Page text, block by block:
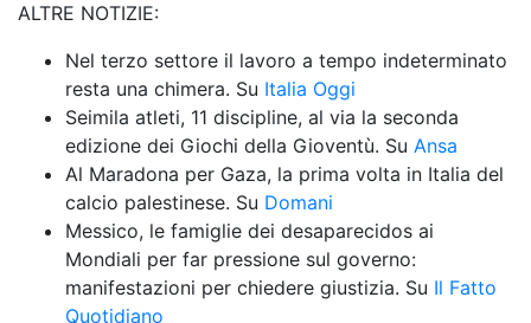
ALTRE NOTIZIE:
Nel terzo settore il lavoro a tempo indeterminato
resta una chimera. Su Italia Oggi
Seimila atleti, 11 discipline, al via la seconda
edizione dei Giochi della Gioventù. Su Ansa
Al Maradona per Gaza, la prima volta in Italia del
calcio palestinese. Su Domani
Messico, le famiglie dei desaparecidos ai
Mondiali per far pressione sul governo:
manifestazioni per chiedere giustizia. Su Il Fatto
Quotidiano